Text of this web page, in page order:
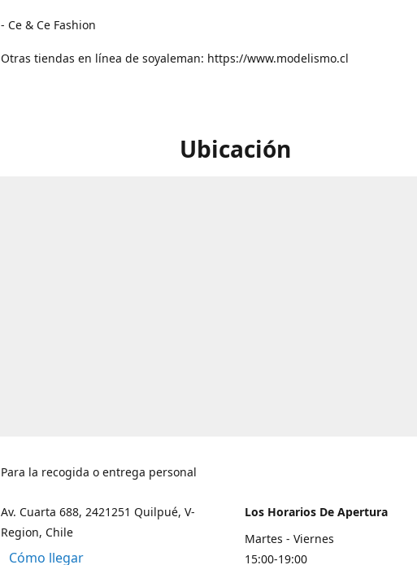
- Ce & Ce Fashion
Otras tiendas en línea de soyaleman: https://www.modelismo.cl
Ubicación
Para la recogida o entrega personal
Av. Cuarta 688, 2421251 Quilpué, V-
Region, Chile
Cómo llegar
Los Horarios De Apertura
Martes - Viernes
15:00-19:00